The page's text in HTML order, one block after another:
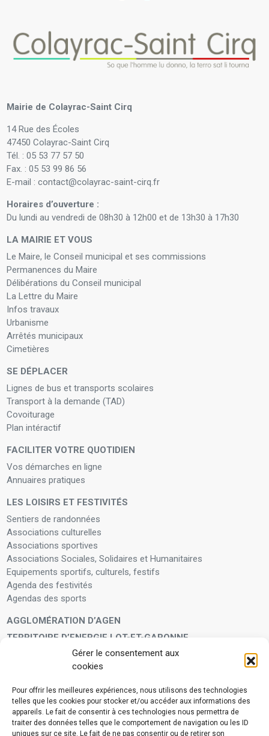
Gérer le consentement aux
cookies
Pour offrir les meilleures expériences, nous utilisons des technologies
telles que les cookies pour stocker et/ou accéder aux informations des
appareils. Le fait de consentir à ces technologies nous permettra de
traiter des données telles que le comportement de navigation ou les ID
uniques sur ce site. Le fait de ne pas consentir ou de retirer son
Mairie de Colayrac-Saint Cirq
14 Rue des Écoles
47450 Colayrac-Saint Cirq
Tél. : 05 53 77 57 50
Fax. : 05 53 99 86 56
E-mail : contact@colayrac-saint-cirq.fr
Horaires d’ouverture :
Du lundi au vendredi de 08h30 à 12h00 et de 13h30 à 17h30
LA MAIRIE ET VOUS
Le Maire, le Conseil municipal et ses commissions
Permanences du Maire
Délibérations du Conseil municipal
La Lettre du Maire
Infos travaux
Urbanisme
Arrêtés municipaux
Cimetières
SE DÉPLACER
Lignes de bus et transports scolaires
Transport à la demande (TAD)
Covoiturage
Plan intéractif
FACILITER VOTRE QUOTIDIEN
Vos démarches en ligne
Annuaires pratiques
LES LOISIRS ET FESTIVITÉS
Sentiers de randonnées
Associations culturelles
Associations sportives
Associations Sociales, Solidaires et Humanitaires
Equipements sportifs, culturels, festifs
Agenda des festivités
Agendas des sports
AGGLOMÉRATION D’AGEN
TERRITOIRE D’ENERGIE LOT-ET-GARONNE
Enfants et adolescents
VIVRE À VOS CÔTÉS
Service municipal d’aide administrative